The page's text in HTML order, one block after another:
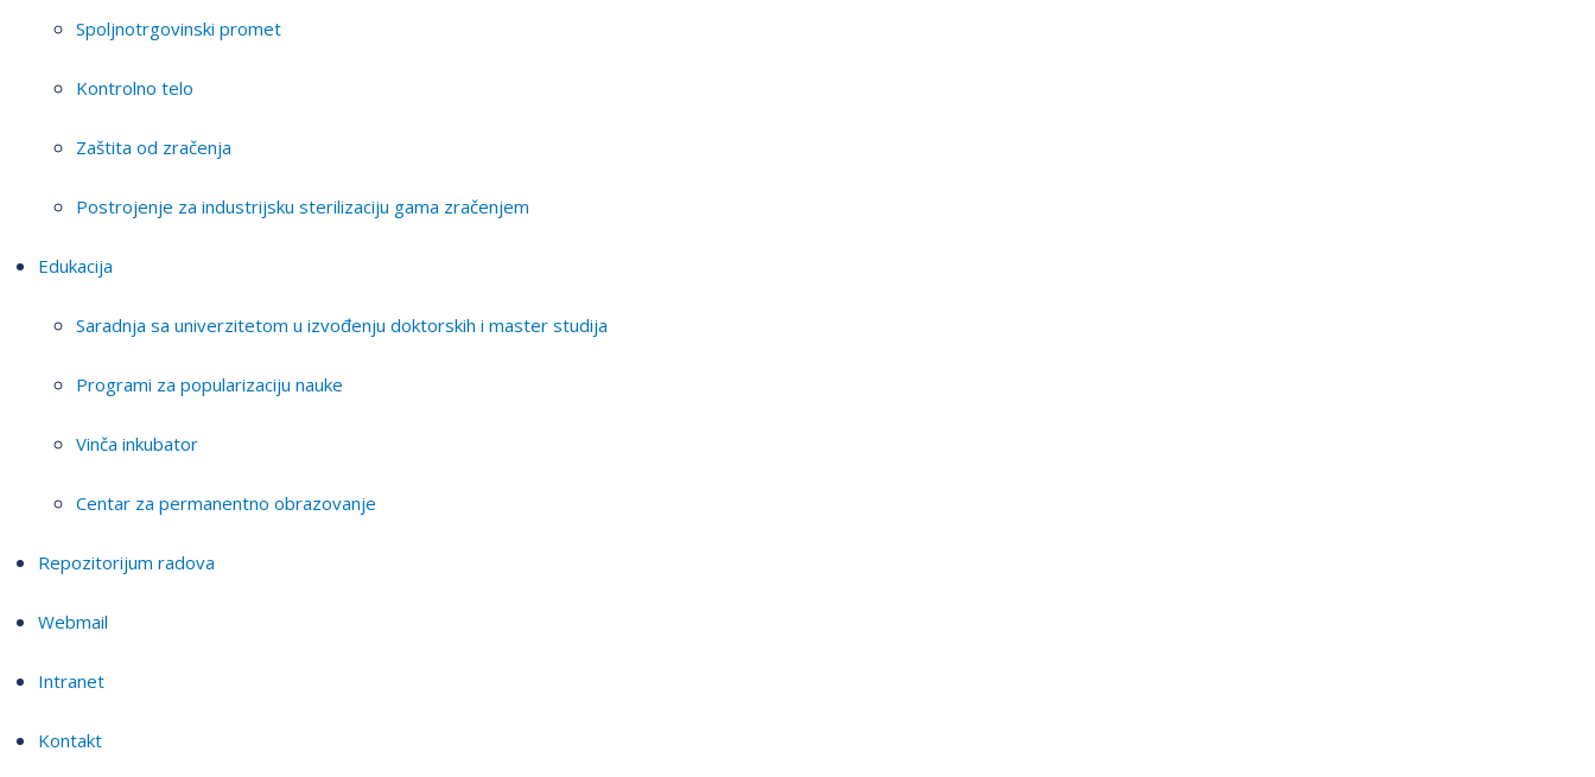
Spoljnotrgovinski promet
Kontrolno telo
Zaštita od zračenja
Postrojenje za industrijsku sterilizaciju gama zračenjem
Edukacija
Saradnja sa univerzitetom u izvođenju doktorskih i master studija
Programi za popularizaciju nauke
Vinča inkubator
Centar za permanentno obrazovanje
Repozitorijum radova
Webmail
Intranet
Kontakt